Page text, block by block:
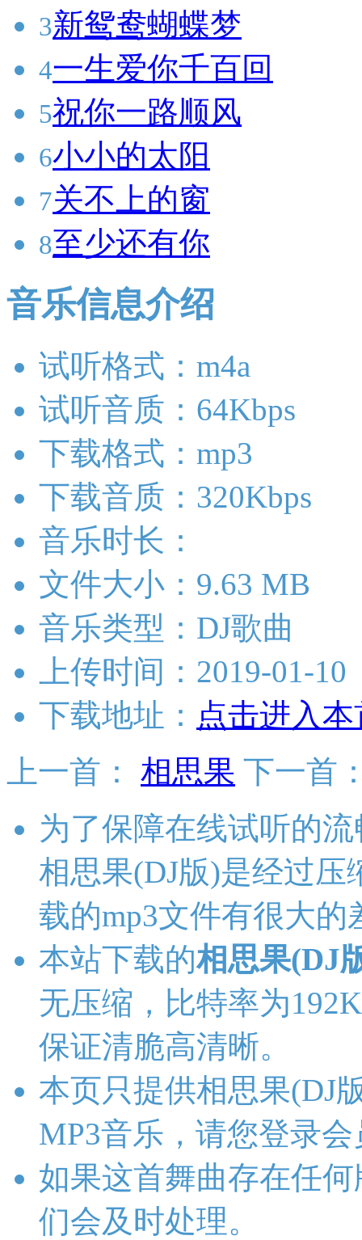
3新鸳鸯蝴蝶梦
4一生爱你千百回
5祝你一路顺风
6小小的太阳
7关不上的窗
8至少还有你
音乐信息介绍
试听格式：m4a
试听音质：64Kbps
下载格式：mp3
下载音质：320Kbps
音乐时长：
文件大小：9.63 MB
音乐类型：DJ歌曲
上传时间：2019-01-10
下载地址： 点击进入
上一首：
相思果 下一首
为了保障在线试听的
相思果(DJ版)是经过
载的mp3文件有很大的
本站下载的相思果(DJ
无压缩，比特率为
保证清脆高清晰。
本页只提供相思果(DJ
MP3音乐，请您登录
如果这首舞曲存在任
们会及时处理。